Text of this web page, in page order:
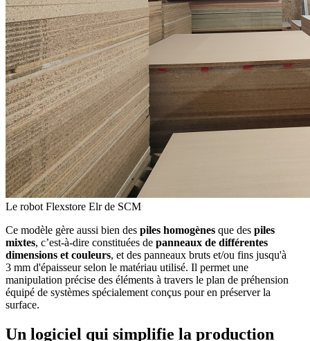
Le robot Flexstore Elr de SCM
Ce modèle gère aussi bien des piles homogènes que des piles
mixtes, c’est-à-dire constituées de panneaux de différentes
dimensions et couleurs, et des panneaux bruts et/ou fins jusqu'à
3 mm d'épaisseur selon le matériau utilisé. Il permet une
manipulation précise des éléments à travers le plan de préhension
équipé de systèmes spécialement conçus pour en préserver la
surface.
Un logiciel qui simplifie la production